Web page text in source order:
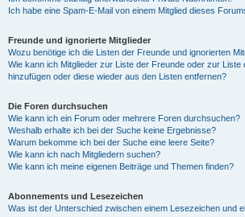
Ich habe eine Spam-E-Mail von einem Mitglied dieses
Freunde und ignorierte Mitglieder
Wozu benötige ich die Listen der Freunde und ignorierten
Wie kann ich Mitglieder zur Liste der Freunde oder zur Liste
hinzufügen oder diese wieder aus den Listen entfernen?
Die Foren durchsuchen
Wie kann ich ein Forum oder mehrere Foren durchsuchen?
Weshalb erhalte ich bei der Suche keine Ergebnisse?
Warum bekomme ich bei der Suche eine leere Seite?
Wie kann ich nach Mitgliedern suchen?
Wie kann ich meine eigenen Beiträge und Themen finden?
Abonnements und Lesezeichen
Was ist der Unterschied zwischen einem Lesezeichen und